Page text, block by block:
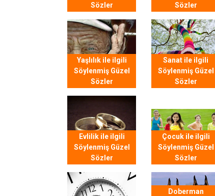
Sözler
Sözler
Yaşlılık ile ilgili
Söylenmiş Güzel
Sözler
Sanat ile ilgili
Söylenmiş Güzel
Sözler
Evlilik ile ilgili
Söylenmiş Güzel
Sözler
Çocuk ile ilgili
Söylenmiş Güzel
Sözler
Doberman